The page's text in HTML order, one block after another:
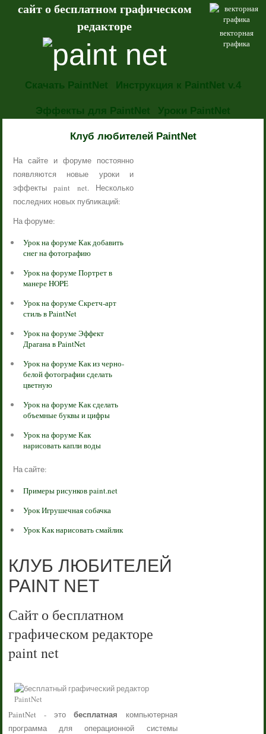
векторная
графика
сайт о бесплатном графическом
редакторе
Скачать PaintNet Инструкция к PaintNet v.4
Эффекты для PaintNet Уроки PaintNet
Клуб любителей PaintNet
На сайте и форуме постоянно
появляются новые уроки и
эффекты paint net. Несколько
последних новых публикаций:
На форуме:
Урок на форуме Как добавить
снег на фотографию
Урок на форуме Портрет в
манере HOPE
Урок на форуме Скретч-арт
стиль в PaintNet
Урок на форуме Эффект
Драгана в PaintNet
Урок на форуме Как из черно-
белой фотографии сделать
цветную
Урок на форуме Как сделать
объемные буквы и цифры
Урок на форуме Как
нарисовать капли воды
На сайте:
Примеры рисунков paint.net
Урок Игрушечная собачка
Урок Как нарисовать смайлик
КЛУБ ЛЮБИТЕЛЕЙ
PAINT NET
Сайт о бесплатном
графическом редакторе
paint net
PaintNet - этобесплатная компьютерная
программа для операционной системы